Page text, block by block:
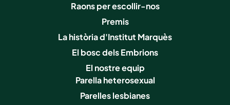
Raons per escollir-nos
Premis
La història d'Institut Marquès
El bosc dels Embrions
El nostre equip
Parella heterosexual
Parelles lesbianes